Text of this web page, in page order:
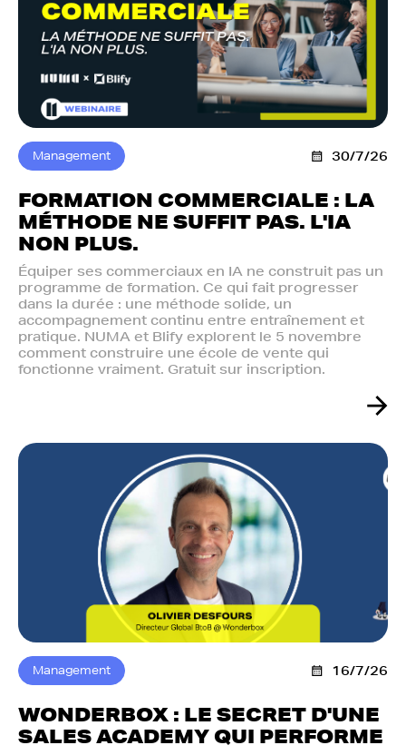
Management 30/7/26
FORMATION COMMERCIALE : LA
MÉTHODE NE SUFFIT PAS. L'IA
NON PLUS.‍
Équiper ses commerciaux en IA ne construit pas un
programme de formation. Ce qui fait progresser
dans la durée : une méthode solide, un
accompagnement continu entre entraînement et
pratique. NUMA et Blify explorent le 5 novembre
comment construire une école de vente qui
fonctionne vraiment. Gratuit sur inscription.
Management 16/7/26
WONDERBOX : LE SECRET D'UNE
SALES ACADEMY QUI PERFORME